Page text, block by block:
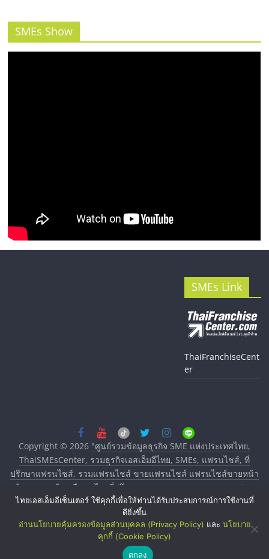
SMEs Show
SMEs Link
ThaiFranchiseCent
er
Copyright © 2026 "ศูนย์รวมข้อมูลธุรกิจ SME แห่งประเทศไทย,
ThaiSMEsCenter, รวมธุรกิจเอสเอ็มอีไทย, SMEs, แฟรนไชส์, ที่
ปรึกษาแฟรนไชส์, รวมแฟรนไชส์ ขายแฟรนไชส์ แฟรนไชส์ขายหน้า
บ้าน ลงทุนน้อย คืนทุนไว, ที่ปรึกษาการลงทุนและขยายสาขาแฟรน
ไชส์, ศูนย์รวมแฟรนไชส์ พร้อมทำเลสำหรับเปิดร้าน ปรึกษาฟรี,
บริการพัฒนาระบบแฟรนไชส์"
ไทยเอสเอ็มอีเซ็นเตอร์ ใช้คุกกี้เพื่อให้ท่านได้รับประสบการณ์การใช้งานที่
ดียิ่งขึ้น
อ่านนโยบายคุ้มครองข้อมูลส่วนบุคคล (Privacy Policy) และ นโยบาย
คุกกี้ (Cookie Policy)
ตกลง